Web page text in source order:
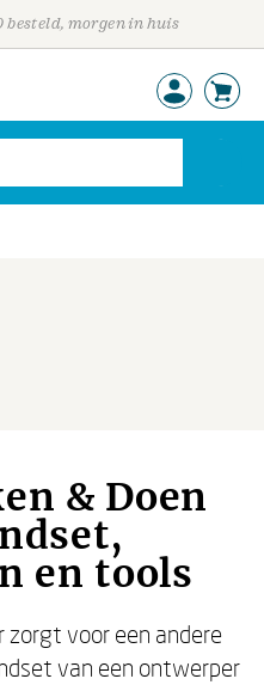
besteld, morgen in huis
& Doen
en tools
zorgt voor een andere
van een ontwerper